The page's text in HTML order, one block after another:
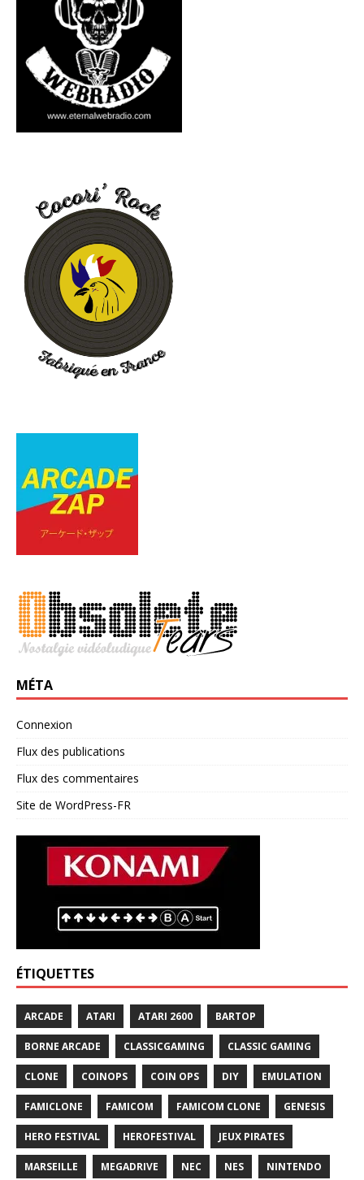
MÉTA
Connexion
Flux des publications
Flux des commentaires
Site de WordPress-FR
ÉTIQUETTES
ARCADE ATARI ATARI 2600 BARTOP
BORNE ARCADE CLASSICGAMING CLASSIC GAMING
CLONE COINOPS COIN OPS DIY EMULATION
FAMICLONE FAMICOM FAMICOM CLONE GENESIS
HERO FESTIVAL HEROFESTIVAL JEUX PIRATES
MARSEILLE MEGADRIVE NEC NES NINTENDO